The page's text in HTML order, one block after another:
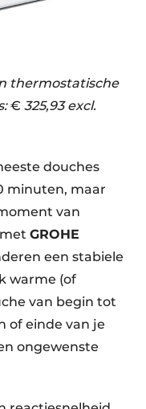
thermostatische
€ 325,93 excl.
douches
minuten, maar
van
GROHE
een stabiele
warme (of
van begin tot
of einde van je
ongewenste